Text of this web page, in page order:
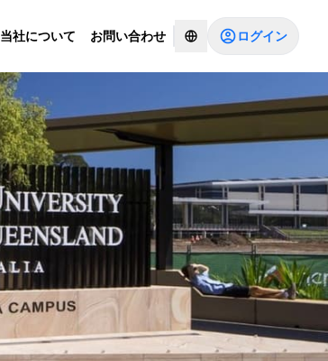
当社について お問い合わせ ログイン
コンサルタントとチャットする